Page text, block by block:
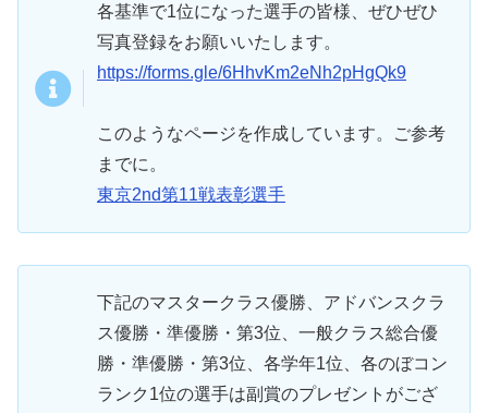
各基準で1位になった選手の皆様、ぜひぜひ
写真登録をお願いいたします。
https://forms.gle/6HhvKm2eNh2pHgQk9
このようなページを作成しています。ご参考
までに。
東京2nd第11戦表彰選手
下記のマスタークラス優勝、アドバンスクラ
ス優勝・準優勝・第3位、一般クラス総合優
勝・準優勝・第3位、各学年1位、各のぼコン
ランク1位の選手は副賞のプレゼントがござ